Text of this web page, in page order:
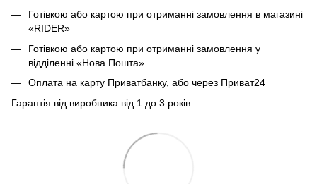
Готівкою або картою при отриманні замовлення в магазині
«RIDER»
Готівкою або картою при отриманні замовлення у
відділенні «Нова Пошта»
Оплата на карту Приватбанку, або через Приват24
Гарантія від виробника від 1 до 3 років